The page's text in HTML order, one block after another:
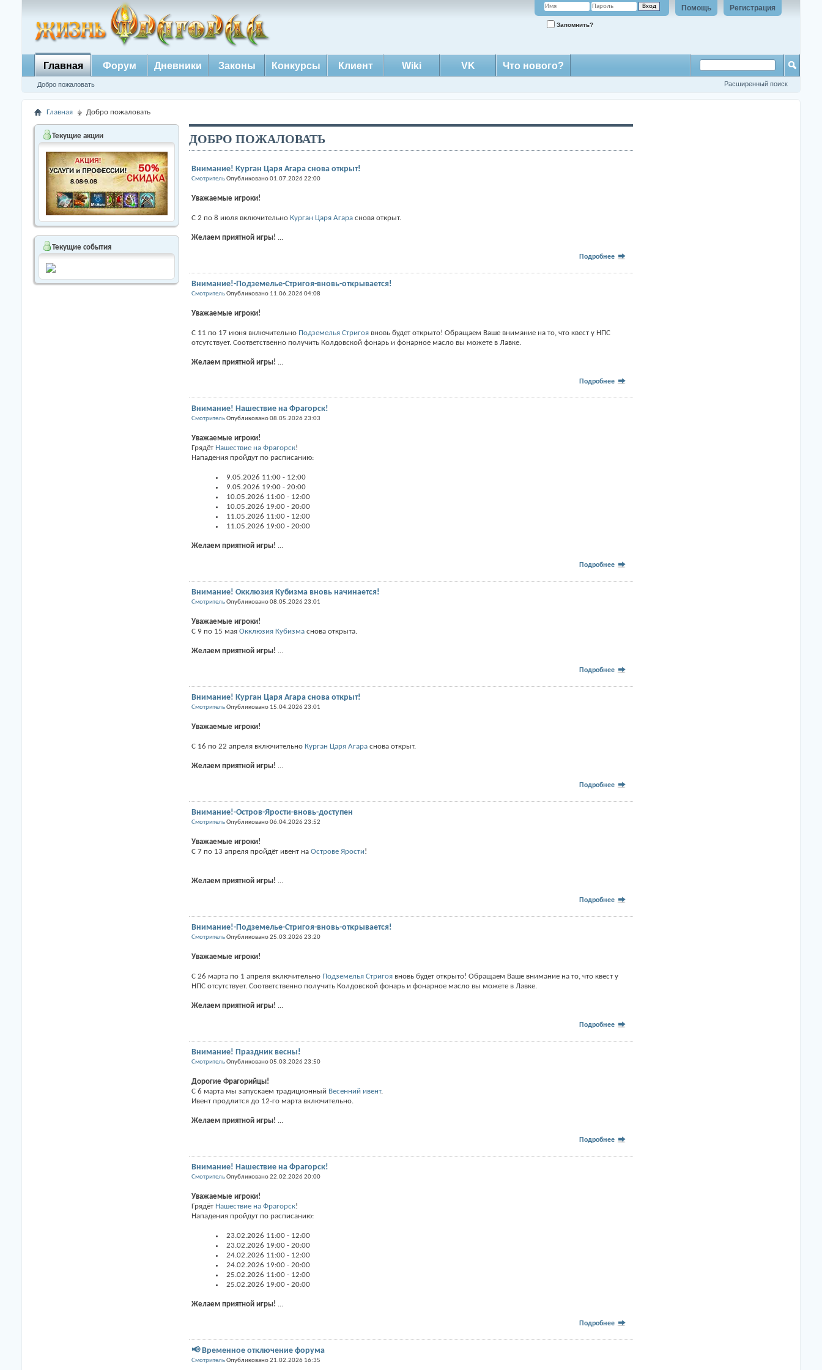
Регистрация
Помощь
Запомнить?
Главная
Добро пожаловать
Форум Дневники Законы Конкурсы Клиент Wiki VK Что нового?
Расширенный поиск
Главная Добро пожаловать
Текущие акции
Текущие события
ДОБРО ПОЖАЛОВАТЬ
Внимание! Курган Царя Агара снова открыт!
СмотрительОпубликовано 01.07.2026 22:00
Уважаемые игроки!
С 2 по 8 июля включительно Курган Царя Агараснова открыт.
Желаем приятной игры!
Подробнее
Внимание!-Подземелье-Стригоя-вновь-открывается!
СмотрительОпубликовано 11.06.2026 04:08
Уважаемые игроки!
С 11 по 17 июня включительно Подземелья Стригоя вновь будет открыто! Обращаем Ваше внимание на то, что квест у НПС
отсутствует. Соответственно получить Колдовской фонарь и фонарное масло вы можете в Лавке.
Желаем приятной игры!
Подробнее
Внимание! Нашествие на Фрагорск!
СмотрительОпубликовано 08.05.2026 23:03
Уважаемые игроки!
Грядёт Нашествие на Фрагорск!
Нападения пройдут по расписанию:
9.05.2026 11:00 - 12:00
9.05.2026 19:00 - 20:00
10.05.2026 11:00 - 12:00
10.05.2026 19:00 - 20:00
11.05.2026 11:00 - 12:00
11.05.2026 19:00 - 20:00
Желаем приятной игры!
Подробнее
Внимание! Окклюзия Кубизма внoвь начинается!
СмотрительОпубликовано 08.05.2026 23:01
Уважаемые игроки!
С 9 по 15 мая Окклюзия Кубизмаснова открыта.
Желаем приятной игры!
Подробнее
Внимание! Курган Царя Агара снова открыт!
СмотрительОпубликовано 15.04.2026 23:01
Уважаемые игроки!
С 16 по 22 апреля включительно Курган Царя Агараснова открыт.
Желаем приятной игры!
Подробнее
Внимание!-Остров-Ярости-вновь-доступен
СмотрительОпубликовано 06.04.2026 23:52
Уважаемые игроки!
С 7 по 13 апреля пройдёт ивент на Острове Ярости!
Желаем приятной игры!
Подробнее
Внимание!-Подземелье-Стригоя-вновь-открывается!
СмотрительОпубликовано 25.03.2026 23:20
Уважаемые игроки!
С 26 марта по 1 апреля включительно Подземелья Стригоя вновь будет открыто! Обращаем Ваше внимание на то, что квест у
НПС отсутствует. Соответственно получить Колдовской фонарь и фонарное масло вы можете в Лавке.
Желаем приятной игры!
Подробнее
Внимание! Праздник весны!
СмотрительОпубликовано 05.03.2026 23:50
Дорогие Фрагорийцы!
С 6 марта мы запускаем традиционный Весенний ивент.
Ивент продлится до 12-го марта включительно.
Желаем приятной игры!
Подробнее
Внимание! Нашествие на Фрагорск!
СмотрительОпубликовано 22.02.2026 20:00
Уважаемые игроки!
Грядёт Нашествие на Фрагорск!
Нападения пройдут по расписанию:
23.02.2026 11:00 - 12:00
23.02.2026 19:00 - 20:00
24.02.2026 11:00 - 12:00
24.02.2026 19:00 - 20:00
25.02.2026 11:00 - 12:00
25.02.2026 19:00 - 20:00
Желаем приятной игры!
Подробнее
📢 Временное отключение форума
СмотрительОпубликовано 21.02.2026 16:35